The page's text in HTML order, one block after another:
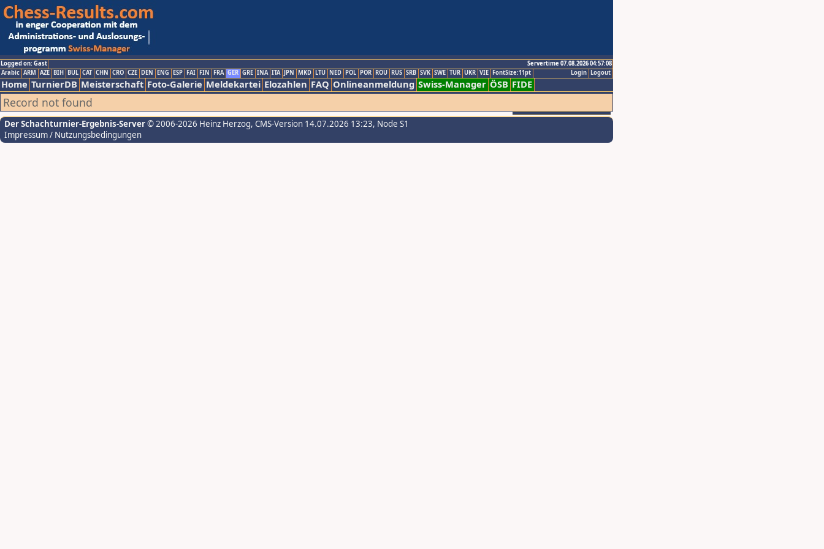
Logged on: Gast
Servertime 07.08.2026 04:57:08
Logout
Login
Arabic ARM AZE BIH BUL CAT CHN CRO CZE DEN ENG ESP FAI FIN FRA GER GRE INA ITA JPN MKD LTU NED POL POR ROU RUS SRB SVK SWE TUR UKR VIE FontSize:11pt
Home TurnierDB Meisterschaft Foto-Galerie Meldekartei Elozahlen FAQ Onlineanmeldung Swiss-Manager ÖSB FIDE
Record not found
Der Schachturnier-Ergebnis-Server© 2006-2026 Heinz Herzog, CMS-Version 14.07.2026 13:23, Node S1
Impressum / Nutzungsbedingungen